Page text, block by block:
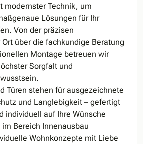
modernster Technik, um
Lösungen für Ihr
Von der präzisen
über die fachkundige Beratung
Montage betreuen wir
Sorgfalt und
Türen stehen für ausgezeichnete
und Langlebigkeit – gefertigt
individuell auf Ihre Wünsche
Bereich Innenausbau
Wohnkonzepte mit Liebe